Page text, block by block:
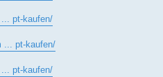
pt-kaufen/
... pt-kaufen/
pt-kaufen/